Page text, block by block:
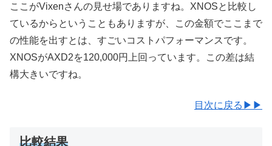
ここがVixenさんの見せ場でありますね。XNOSと比較し
ているからということもありますが、この金額でここまで
の性能を出すとは、すごいコストパフォーマンスです。
XNOSがAXD2を120,000円上回っています。この差は結
構大きいですね。
目次に戻る▶▶
比較結果